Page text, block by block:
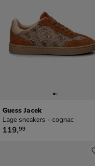
Guess Jacek
Lage sneakers - cognac
€ 119,99
119,99